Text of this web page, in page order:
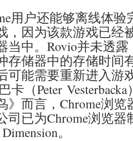
用户还能够离线体
，因为该款游戏已经
当中。Rovio并未透
存储器中的存储时间
可能需要重新进入游
卡（Peter
》而言，Chrome浏
司已为Chrome浏览
。